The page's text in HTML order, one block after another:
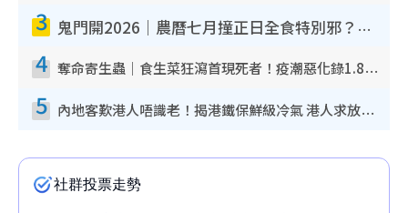
3 鬼門開2026｜農曆七月撞正日全食特別邪？專家警告切忌做一事！揭4大禁忌+2招保平安
4 奪命寄生蟲｜食生菜狂瀉首現死者！疫潮惡化錄1.8萬宗病例 揭洗菜3大謬誤
5 內地客歎港人唔識老！揭港鐵保鮮級冷氣 港人求放過：咪投訴